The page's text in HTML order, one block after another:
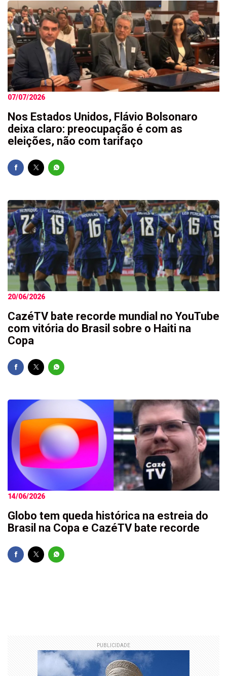
07/07/2026
Nos Estados Unidos, Flávio Bolsonaro
deixa claro: preocupação é com as
eleições, não com tarifaço
20/06/2026
CazéTV bate recorde mundial no YouTube
com vitória do Brasil sobre o Haiti na
Copa
14/06/2026
Globo tem queda histórica na estreia do
Brasil na Copa e CazéTV bate recorde
PUBLICIDADE